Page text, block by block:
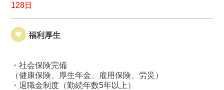
128日
福利厚生
・社会保険完備
（健康保険、厚生年金、雇用保険、労災）
・退職金制度（勤続年数5年以上）